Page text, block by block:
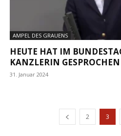
AMPEL DES GRAUENS
HEUTE HAT IM
KANZLERIN GESPROCHEN
31. Januar 2024
2 3